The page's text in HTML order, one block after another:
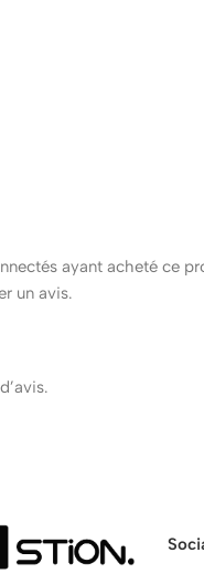
ayant acheté ce
un avis.